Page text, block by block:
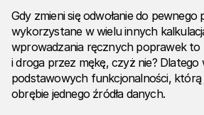
Gdy zmieni się odwołanie do pewnego
wykorzystane w wielu innych
wprowadzania ręcznych poprawek to
i droga przez mękę, czyż nie?
podstawowych funkcjonalności, którą
obrębie jednego źródła danych.